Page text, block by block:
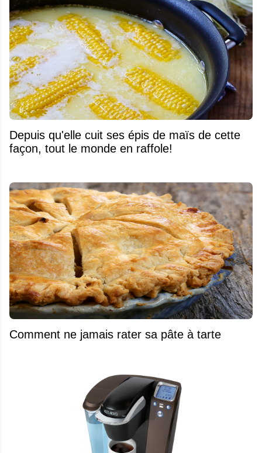
Depuis qu'elle cuit ses épis de maïs de cette
façon, tout le monde en raffole!
Comment ne jamais rater sa pâte à tarte